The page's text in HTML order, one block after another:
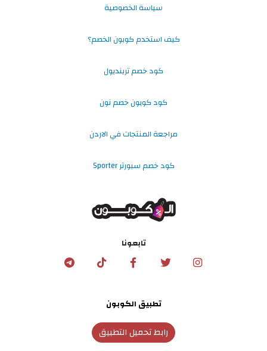
سياسة الخصوصية
كيف استخدم كوبون الخصم؟
كود خصم ترينديول
كود كوبون خصم نون
مراجعة المنتجات في الاردن
كود خصم سبورتر Sporter
تابعونا
تطبيق الكوبون
رابط تحميل التطبيق